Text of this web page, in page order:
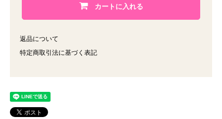
カートに入れる
返品について
特定商取引法に基づく表記